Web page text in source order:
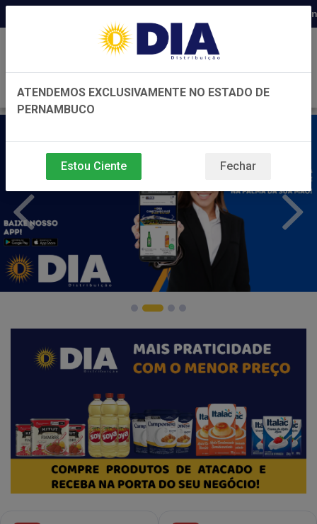
Distribuidora há 22 anos em
ATENDEMOS EXCLUSIVAMENTE NO ESTADO DE
PERNAMBUCO
Estou Ciente Fechar